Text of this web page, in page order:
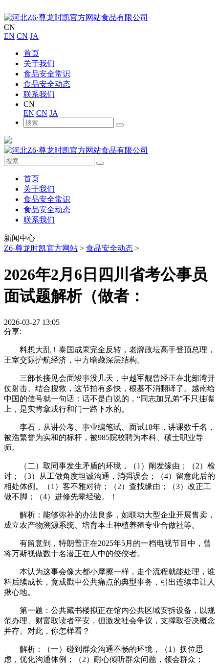
CN
EN CN JA
首页
关于我们
食品安全常识
食品安全动态
联系我们
CN
EN CN JA
首页
关于我们
食品安全常识
食品安全动态
联系我们
新闻中心
Z6·尊龙时凯官方网站 > 食品安全动态 >
2026年2月6日四川省考公事员
面试题解析（做者：
2026-03-27 13:05
分享:
料想大乱！泰国成果完全反转，老牌政坛高手登顶总理，
王室交际护航经济，中方暗藏深层结构。
三部长接见会面竣事没几天，中越军舰曾经正在北部湾开
仗射击、结合搜救，这节拍有多快，根基不消翻译了。越南给
中国的信号就一句话：话不是白说的，“同志加兄弟”不只挂嘴
上，是实肯拿戎行和门一路下水的。
李石，从讲公考、事业编笔试、面试18年，讲课数千名，
被浩繁誉为实和的标杆，被985院校聘为本科、硕士职业导
师。
（二）取同事发生矛盾的环境，（1）阐发缘由；（2）检
讨；（3）从工做角度坦诚沟通，消弭误会；（4）留意此后的
相处体例。（1）客不雅对待；（2）查找缘由；（3）改正工
做不脚；（4）进修先辈经验。！
解析：能够弥补的办法良多，如联动大型企业开展售卖，
成立农产物溯源系统、培育本土种植养殖专业合做社等。
有留意到，特朗普正在2025年5月的一档电视节目中，曾
将万斯视做数十名潜正在人中的佼佼者。
本认为这事会像大都小摩擦一样，走个流程就能处理，谁
料后续成长，竟成戳中公共痛点的典型事务，引出连续串让人
揪心地。
第一题：公共藏书楼拟正在馆内公共区域安拆设备，以规
范办理、财富取读者平安，但激发社会争议，支撑取否决概念
并存。对此，你怎样看？
解析：（一）碰到群众沟通不畅的环境，（1）换位思
虑，优化沟通体例；（2）耐心倾听群众问题，领会群众；